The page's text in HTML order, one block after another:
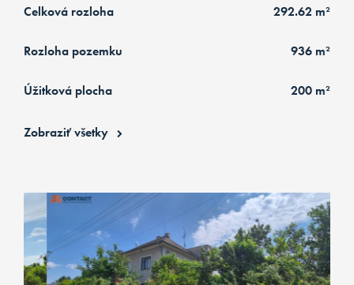
Celková rozloha 292.62 m²
Rozloha pozemku 936 m²
Úžitková plocha 200 m²
Zobraziť všetky